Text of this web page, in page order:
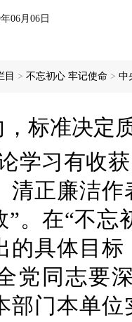
06月06日
目 > 不忘初心 牢记使命 > 中
标准决定
习有收获
清正廉洁
。在“不忘
的具体目
党同志要
部门本单